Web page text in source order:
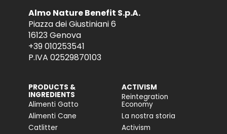
Almo Nature Benefit S.p.A.
Piazza dei Giustiniani 6
16123 Genova
+39 010253541
P.IVA 02529870103
PRODUCTS &
INGREDIENTS
Alimenti Gatto
Alimenti Cane
Catlitter
ACTIVISM
Reintegration
Economy
La nostra storia
Activism